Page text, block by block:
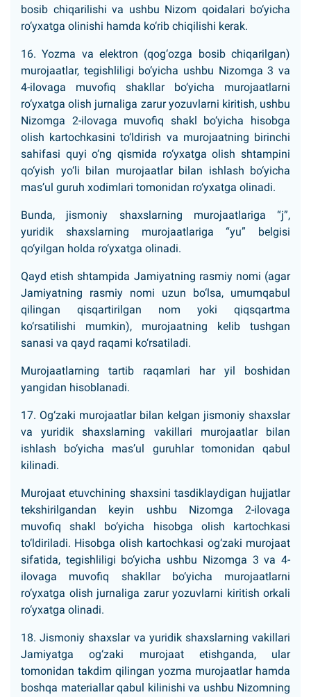
bosib chiqarilishi va ushbu Nizom qoidalari bo‘yicha
ro‘yxatga olinishi hamda ko‘rib chiqilishi kerak.
16. Yozma va elektron (qog‘ozga bosib chiqarilgan)
murojaatlar, tegishliligi bo‘yicha ushbu Nizomga 3 va
4-ilovaga muvofiq shakllar bo‘yicha murojaatlarni
ro‘yxatga olish jurnaliga zarur yozuvlarni kiritish, ushbu
Nizomga 2-ilovaga muvofiq shakl bo‘yicha hisobga
olish kartochkasini to‘ldirish va murojaatning birinchi
sahifasi quyi o‘ng qismida ro‘yxatga olish shtampini
qo‘yish yo‘li bilan murojaatlar bilan ishlash bo‘yicha
mas’ul guruh xodimlari tomonidan ro‘yxatga olinadi.
Bunda, jismoniy shaxslarning murojaatlariga “j”,
yuridik shaxslarning murojaatlariga “yu” belgisi
qo‘yilgan holda ro‘yxatga olinadi.
Qayd etish shtampida Jamiyatning rasmiy nomi (agar
Jamiyatning rasmiy nomi uzun bo‘lsa, umumqabul
qilingan qisqartirilgan nom yoki qiqsqartma
ko‘rsatilishi mumkin), murojaatning kelib tushgan
sanasi va qayd raqami ko‘rsatiladi.
Murojaatlarning tartib raqamlari har yil boshidan
yangidan hisoblanadi.
17. Og‘zaki murojaatlar bilan kelgan jismoniy shaxslar
va yuridik shaxslarning vakillari murojaatlar bilan
ishlash bo‘yicha mas’ul guruhlar tomonidan qabul
kilinadi.
Murojaat etuvchining shaxsini tasdiklaydigan hujjatlar
tekshirilgandan keyin ushbu Nizomga 2-ilovaga
muvofiq shakl bo‘yicha hisobga olish kartochkasi
to‘ldiriladi. Hisobga olish kartochkasi og‘zaki murojaat
sifatida, tegishliligi bo‘yicha ushbu Nizomga 3 va 4-
ilovaga muvofiq shakllar bo‘yicha murojaatlarni
ro‘yxatga olish jurnaliga zarur yozuvlarni kiritish orkali
ro‘yxatga olinadi.
18. Jismoniy shaxslar va yuridik shaxslarning vakillari
Jamiyatga og‘zaki murojaat etishganda, ular
tomonidan takdim qilingan yozma murojaatlar hamda
boshqa materiallar qabul kilinishi va ushbu Nizomning